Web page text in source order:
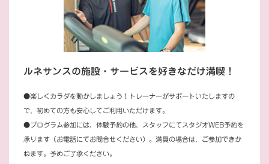
ルネサンスの施設・サービスを好きなだけ満喫！
●楽しくカラダを動かしましょう！トレーナーがサポートいたしますの
で、初めての方も安心してご利用いただけます。
●プログラム参加には、体験予約の他、スタッフにてスタジオWEB予約を
承ります（お電話にてお問合せください）。満員の場合は、ご参加できか
ねます。予めご了承ください。